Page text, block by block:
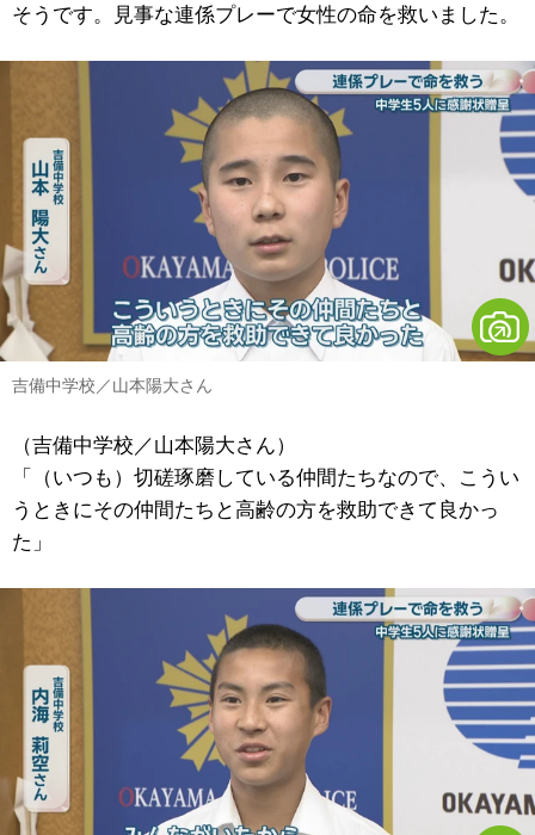
そうです。見事な連係プレーで女性の命を救いました。
吉備中学校／山本陽大さん
（吉備中学校／山本陽大さん）
「（いつも）切磋琢磨している仲間たちなので、こうい
うときにその仲間たちと高齢の方を救助できて良かっ
た」